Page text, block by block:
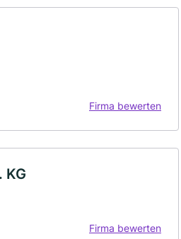
Firma bewerten
KG
Firma bewerten